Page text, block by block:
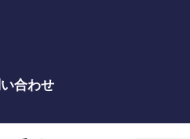
合わせ